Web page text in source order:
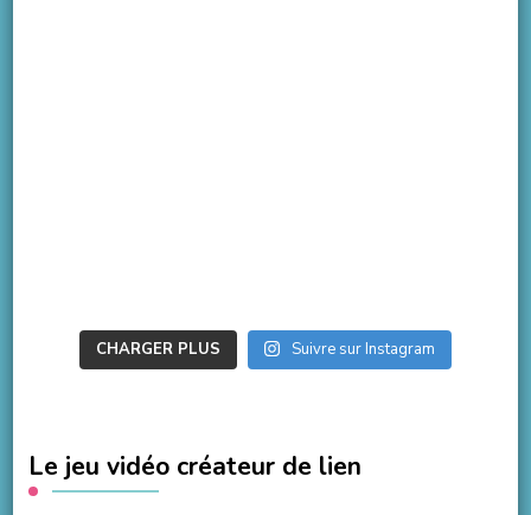
CHARGER PLUS Suivre sur Instagram
Le jeu vidéo créateur de lien